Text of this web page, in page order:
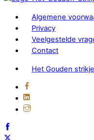
Algemene
Privacy
Veelgestelde
Contact
Het Gouden